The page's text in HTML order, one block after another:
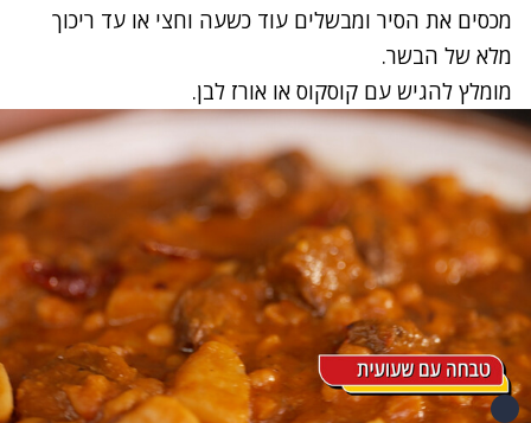
מכסים את הסיר ומבשלים עוד כשעה וחצי או עד ריכוך
מלא של הבשר.
מומלץ להגיש עם קוסקוס או אורז לבן.